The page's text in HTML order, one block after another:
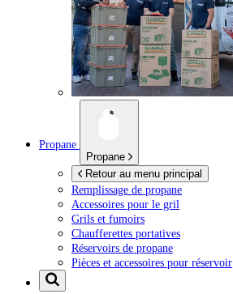
Propane
Propane
Retour au menu principal
Remplissage de propane
Accessoires pour le gril
Grils et fumoirs
Chaufferettes portatives
Réservoirs de propane
Pièces et accessoires pour réservoir